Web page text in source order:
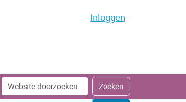
Inloggen
Zoek Zoeken
Geavanceerd
zoeken...